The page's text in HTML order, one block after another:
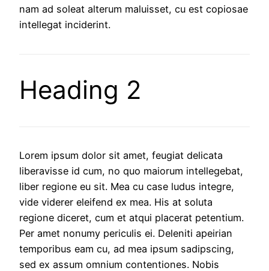
nam ad soleat alterum maluisset, cu est copiosae
intellegat inciderint.
Heading 2
Lorem ipsum dolor sit amet, feugiat delicata
liberavisse id cum, no quo maiorum intellegebat,
liber regione eu sit. Mea cu case ludus integre,
vide viderer eleifend ex mea. His at soluta
regione diceret, cum et atqui placerat petentium.
Per amet nonumy periculis ei. Deleniti apeirian
temporibus eam cu, ad mea ipsum sadipscing,
sed ex assum omnium contentiones. Nobis